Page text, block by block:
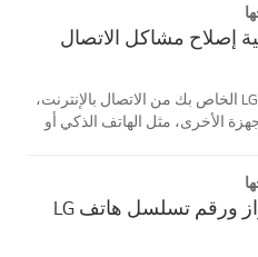
إصلاح مشاكل الاتصال
إذا لم يتمكن جهاز تلفزيون LG الخاص بك من الاتصال بالإنترنت،
الأخرى، مثل الهاتف الذكي أو
كيفية العثور على طراز ورقم تسلسل هاتف LG